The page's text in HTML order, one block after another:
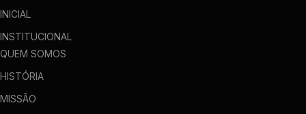
INICIAL
INSTITUCIONAL
QUEM SOMOS
HISTÓRIA
MISSÃO